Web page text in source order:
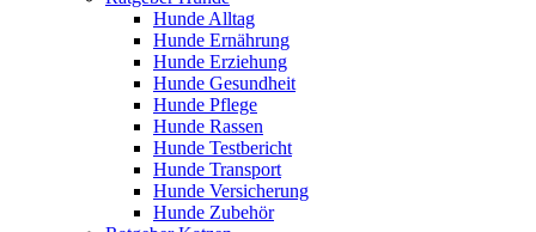
Hunde Alltag
Hunde Ernährung
Hunde Erziehung
Hunde Gesundheit
Hunde Pflege
Hunde Rassen
Hunde Testbericht
Hunde Transport
Hunde Versicherung
Hunde Zubehör